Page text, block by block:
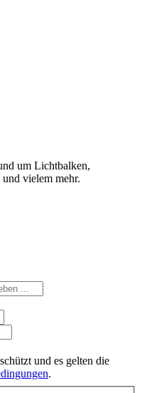
um Lichtbalken,
vielem mehr.
und es gelten die
.